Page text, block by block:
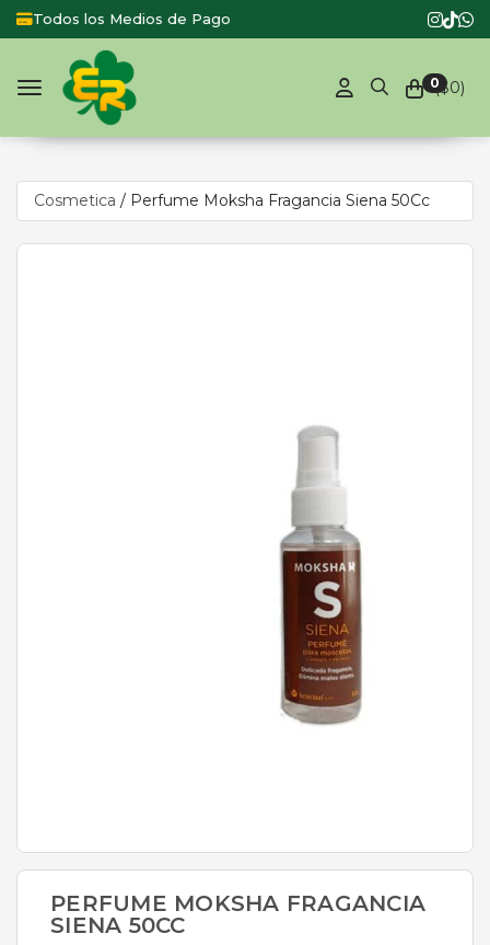
Pago Productos de Primera Marca
0($0)
Toggle navigation
Cosmetica / Perfume Moksha Fragancia Siena 50Cc
PERFUME MOKSHA FRAGANCIA
SIENA 50CC